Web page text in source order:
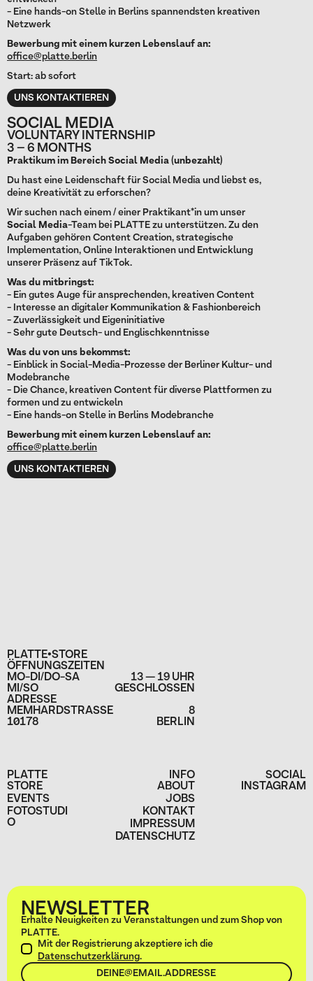
- Eine hands-on Stelle in Berlins spannendsten kreativen
Netzwerk
Bewerbung mit einem kurzen Lebenslauf an:
office@platte.berlin
Start: ab sofort
UNS KONTAKTIEREN
SOCIAL MEDIA
VOLUNTARY INTERNSHIP
3 – 6 MONTHS
Praktikum im Bereich Social Media (unbezahlt)
Du hast eine Leidenschaft für Social Media und liebst es,
deine Kreativität zu erforschen?
Wir suchen nach einem / einer Praktikant*in um unser
Social Media-Team bei PLATTE zu unterstützen. Zu den
Aufgaben gehören Content Creation, strategische
Implementation, Online Interaktionen und Entwicklung
unserer Präsenz auf TikTok.
Was du mitbringst:
- Ein gutes Auge für ansprechenden, kreativen Content
- Interesse an digitaler Kommunikation & Fashionbereich
- Zuverlässigkeit und Eigeninitiative
- Sehr gute Deutsch- und Englischkenntnisse
Was du von uns bekommst:
- Einblick in Social-Media-Prozesse der Berliner Kultur- und
Modebranche
- Die Chance, kreativen Content für diverse Plattformen zu
formen und zu entwickeln
- Eine hands-on Stelle in Berlins Modebranche
Bewerbung mit einem kurzen Lebenslauf an:
office@platte.berlin
UNS KONTAKTIEREN
PLATTE•STORE
ÖFFNUNGSZEITEN
MO-DI/DO-SA 13 — 19 UHR
MI/SO GESCHLOSSEN
ADRESSE
MEMHARDSTRASSE 8
10178 BERLIN
PLATTE
STORE
EVENTS
FOTOSTUDI
O
INFO
ABOUT
JOBS
KONTAKT
IMPRESSUM
DATENSCHUTZ
SOCIAL
INSTAGRAM
NEWSLETTER
Erhalte Neuigkeiten zu Veranstaltungen und zum Shop von
PLATTE.
Mit der Registrierung akzeptiere ich die
Datenschutzerklärung.